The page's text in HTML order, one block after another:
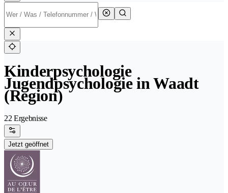
Kinderpsychologie
Jugendpsychologie in Waadt
(Region)
22 Ergebnisse
Jetzt geöffnet